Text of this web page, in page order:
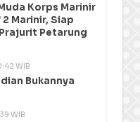
Korps Marinir
Marinir, Siap
Petarung
WIB
Bukannya
WIB